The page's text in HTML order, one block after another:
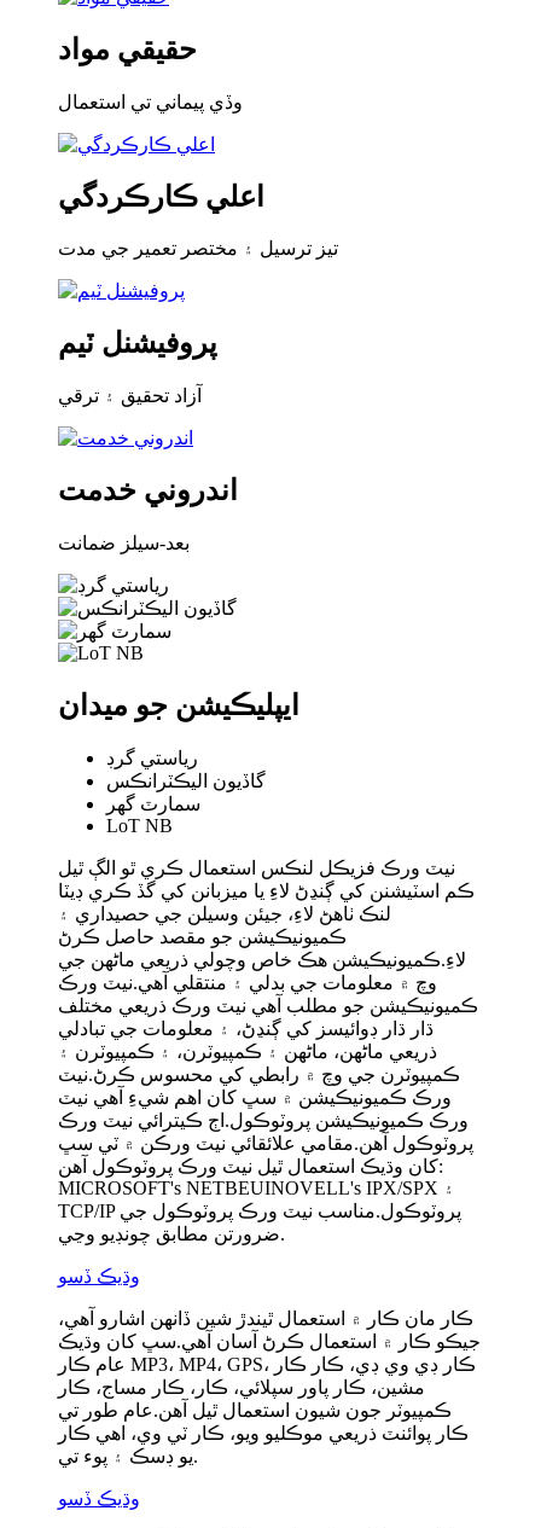
حقيقي مواد
وڏي پيماني تي استعمال
اعلي ڪارڪردگي
تيز ترسيل ۽ مختصر تعمير جي مدت
پروفيشنل ٽيم
آزاد تحقيق ۽ ترقي
اندروني خدمت
بعد-سيلز ضمانت
ايپليڪيشن جو ميدان
رياستي گرڊ
گاڏيون اليڪٽرانڪس
سمارٽ گهر
LoT NB
نيٽ ورڪ فزيڪل لنڪس استعمال ڪري ٿو الڳ ٿيل
ڪم اسٽيشنن کي ڳنڍڻ لاءِ يا ميزبانن کي گڏ ڪري ڊيٽا
لنڪ ٺاهڻ لاءِ، جيئن وسيلن جي حصيداري ۽
ڪميونيڪيشن جو مقصد حاصل ڪرڻ
لاءِ.ڪميونيڪيشن هڪ خاص وچولي ذريعي ماڻهن جي
وچ ۾ معلومات جي بدلي ۽ منتقلي آهي.نيٽ ورڪ
ڪميونيڪيشن جو مطلب آهي نيٽ ورڪ ذريعي مختلف
ڌار ڌار ڊوائيسز کي ڳنڍڻ، ۽ معلومات جي تبادلي
ذريعي ماڻهن، ماڻهن ۽ ڪمپيوٽرن، ۽ ڪمپيوٽرن ۽
ڪمپيوٽرن جي وچ ۾ رابطي کي محسوس ڪرڻ.نيٽ
ورڪ ڪميونيڪيشن ۾ سڀ کان اهم شيءِ آهي نيٽ
ورڪ ڪميونيڪيشن پروٽوڪول.اڄ ڪيترائي نيٽ ورڪ
پروٽوڪول آهن.مقامي علائقائي نيٽ ورڪن ۾ ٽي سڀ
کان وڌيڪ استعمال ٿيل نيٽ ورڪ پروٽوڪول آهن:
MICROSOFT's NETBEUINOVELL's IPX/SPX ۽
TCP/IP پروٽوڪول.مناسب نيٽ ورڪ پروٽوڪول جي
ضرورتن مطابق چونڊيو وڃي.
وڌيڪ ڏسو
ڪار مان ڪار ۾ استعمال ٿيندڙ شين ڏانهن اشارو آهي،
جيڪو ڪار ۾ استعمال ڪرڻ آسان آهي.سڀ کان وڌيڪ
عام ڪار MP3، MP4، GPS، ڪار ڊي وي ڊي، ڪار ڪار
مشين، ڪار پاور سپلائي، ڪار، ڪار مساج، ڪار
ڪمپيوٽر جون شيون استعمال ٿيل آهن.عام طور تي
ڪار پوائنٽ ذريعي موڪليو ويو، ڪار ٽي وي، اهي ڪار
يو ڊسڪ ۽ پوء تي.
وڌيڪ ڏسو